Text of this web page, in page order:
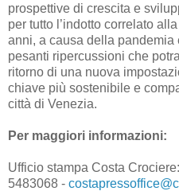
prospettive di crescita e
per tutto l’indotto correlato
anni, a causa della pandemia
pesanti ripercussioni che
ritorno di una nuova
chiave più sostenibile e
città di Venezia.
Per maggiori informazioni:
Ufficio stampa Costa
5483068 -